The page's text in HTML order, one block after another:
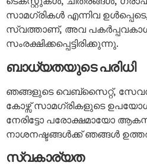
സാമഗ്രികൾ എന്നിവ ഉൾപ്പെടെ,
സ്വത്താണ്, അവ പകർപ്പവകാശ
സംരക്ഷിക്കപ്പെട്ടിരിക്കുന്നു.
ബാധ്യതയുടെ പരിധി
ഞങ്ങളുടെ വെബ്സൈറ്റ്,
കോഴ്സ് സാമഗ്രികളുടെ
നേരിട്ടോ പരോക്ഷമായോ
നാശനഷ്ടങ്ങൾക്ക് ഞങ്ങൾ
സ്വകാര്യത